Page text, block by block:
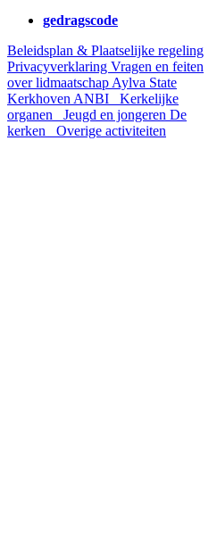
gedragscode
Beleidsplan & Plaatselijke regeling
Privacyverklaring Vragen en feiten
over lidmaatschap Aylva State
Kerkhoven ANBI
Kerkelijke
organen
Jeugd en jongeren De
kerken
Overige activiteiten